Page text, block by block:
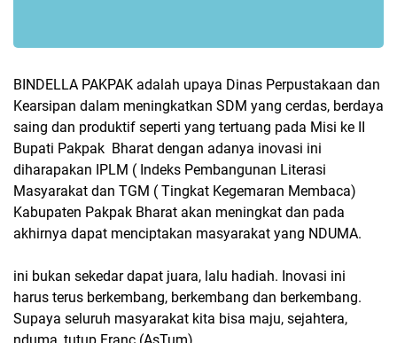
BINDELLA PAKPAK adalah upaya Dinas Perpustakaan dan
Kearsipan dalam meningkatkan SDM yang cerdas, berdaya
saing dan produktif seperti yang tertuang pada Misi ke II
Bupati Pakpak Bharat dengan adanya inovasi ini
diharapakan IPLM ( Indeks Pembangunan Literasi
Masyarakat dan TGM ( Tingkat Kegemaran Membaca)
Kabupaten Pakpak Bharat akan meningkat dan pada
akhirnya dapat menciptakan masyarakat yang NDUMA.
ini bukan sekedar dapat juara, lalu hadiah. Inovasi ini
harus terus berkembang, berkembang dan berkembang.
Supaya seluruh masyarakat kita bisa maju, sejahtera,